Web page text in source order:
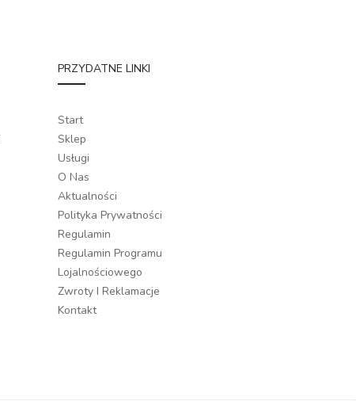
PRZYDATNE LINKI
Start
Sklep
Usługi
O Nas
Aktualności
Polityka Prywatności
Regulamin
Regulamin Programu
Lojalnościowego
Zwroty I Reklamacje
Kontakt